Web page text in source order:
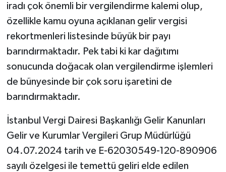
iradı çok önemli bir vergilendirme kalemi olup,
özellikle kamu oyuna açıklanan gelir vergisi
rekortmenleri listesinde büyük bir payı
barındırmaktadır. Pek tabi ki kar dağıtımı
sonucunda doğacak olan vergilendirme işlemleri
de bünyesinde bir çok soru işaretini de
barındırmaktadır.
İstanbul Vergi Dairesi Başkanlığı Gelir Kanunları
Gelir ve Kurumlar Vergileri Grup Müdürlüğü
04.07.2024 tarih ve E-62030549-120-890906
sayılı özelgesi ile temettü geliri elde edilen